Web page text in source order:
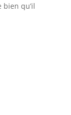
qu’il